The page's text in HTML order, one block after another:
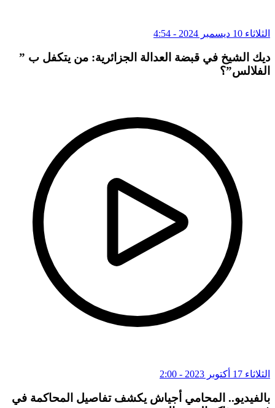
الثلاثاء 10 ديسمبر 2024 - 4:54
ديك الشيخ في قبضة العدالة الجزائرية: من يتكفل ب ”
الفلالس”؟
الثلاثاء 17 أكتوبر 2023 - 2:00
بالفيديو.. المحامي أجياش يكشف تفاصيل المحاكمة في